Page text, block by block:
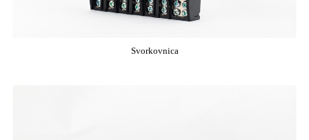
Svorkovnica